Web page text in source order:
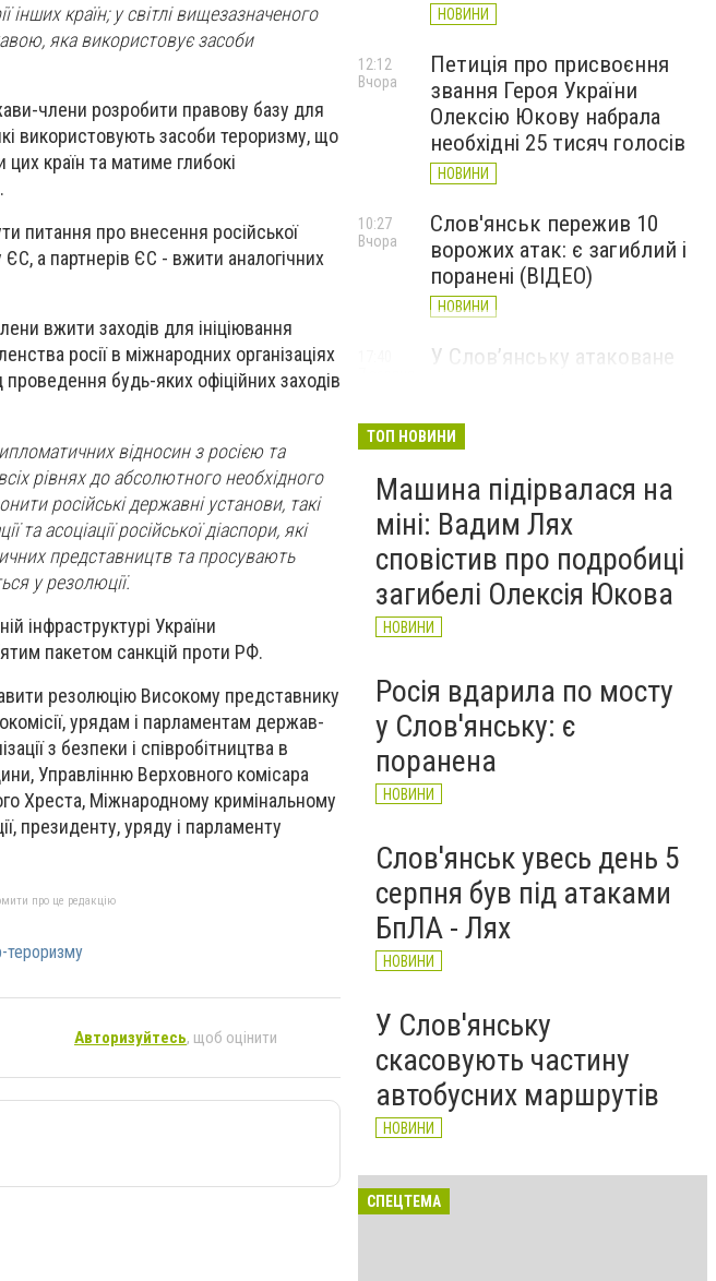
інших країн; у світлі вищезазначеного
яка використовує засоби
члени розробити правову базу для
використовують засоби тероризму, що
країн та матиме глибокі
питання про внесення російської
а партнерів ЄС - вжити аналогічних
вжити заходів для ініціювання
росії в міжнародних організаціях
будь-яких офіційних заходів
відносин з росією та
рівнях до абсолютного необхідного
російські державні установи, такі
та асоціації російської діаспори, які
представництв та просувають
у резолюції.
інфраструктурі України
пакетом санкцій проти РФ.
резолюцію Високому представнику
урядам і парламентам держав-
з безпеки і співробітництва в
Управлінню Верховного комісара
Хреста, Міжнародному кримінальному
президенту, уряду і парламенту
про це редакцію
тероризму
Авторизуйтесь, щоб оцінити
НОВИНИ
Петиція про присвоєння
звання Героя України
Олексію Юкову набрала
необхідні 25 тисяч голосів
НОВИНИ
12:12
Вчора
Слов'янськ пережив 10
ворожих атак: є загиблий і
поранені (ВІДЕО)
НОВИНИ
10:27
Вчора
У Слов’янську атаковане
НОВИНИ
ТОП НОВИНИ
Машина підірвалася на
міні: Вадим Лях
сповістив про подробиці
загибелі Олексія Юкова
НОВИНИ
Росія вдарила по мосту
у Слов'янську: є
поранена
НОВИНИ
Слов'янськ увесь день 5
серпня був під атаками
БпЛА - Лях
НОВИНИ
У Слов'янську
скасовують частину
автобусних маршрутів
НОВИНИ
СПЕЦТЕМА